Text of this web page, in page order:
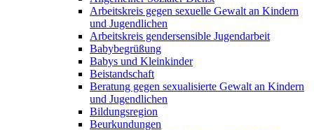
Arbeitskreis gegen sexuelle Gewalt an Kindern
und Jugendlichen
Arbeitskreis gendersensible Jugendarbeit
Babybegrüßung
Babys und Kleinkinder
Beistandschaft
Beratung gegen sexualisierte Gewalt an Kindern
und Jugendlichen
Bildungsregion
Beurkundungen